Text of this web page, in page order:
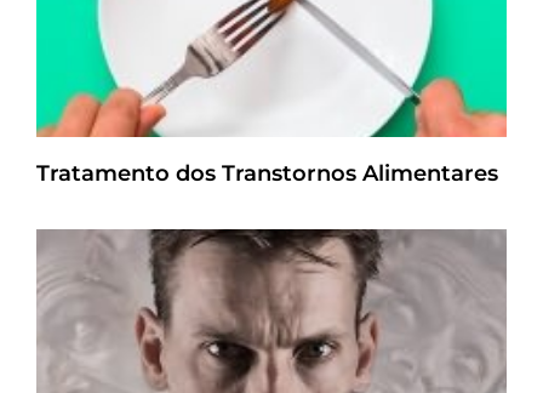
Tratamento dos Transtornos Alimentares